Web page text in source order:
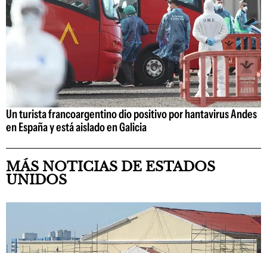
Un turista francoargentino dio positivo por hantavirus Andes
en España y está aislado en Galicia
MÁS NOTICIAS DE ESTADOS
UNIDOS